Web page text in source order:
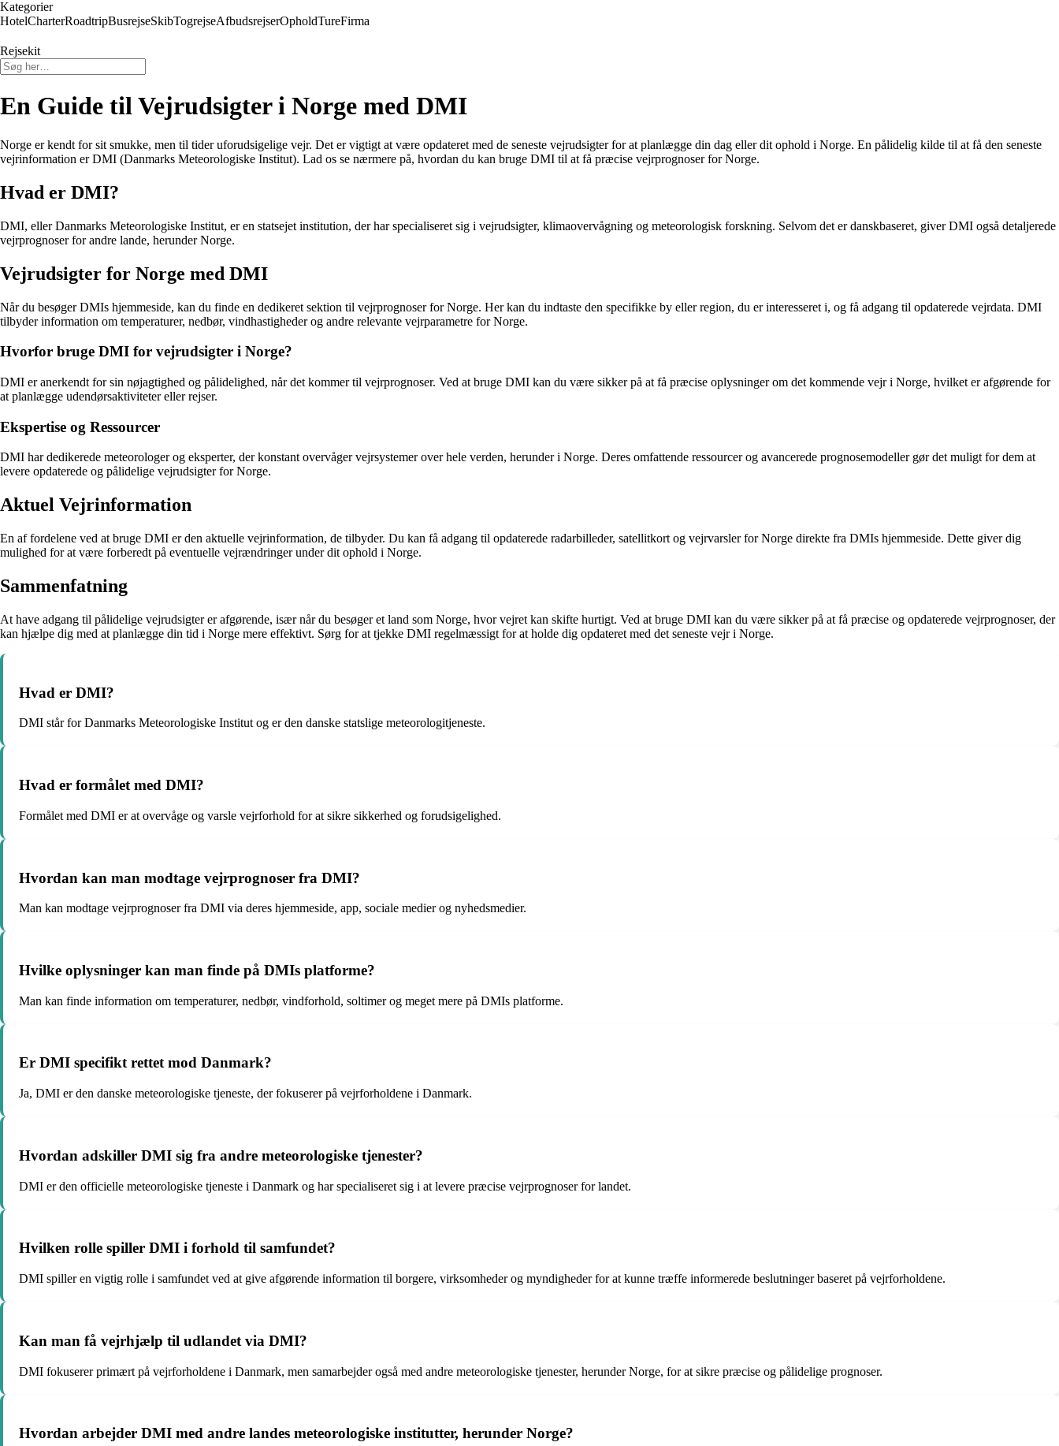
Kategorier
HotelCharterRoadtripBusrejseSkibTogrejseAfbudsrejserOpholdTureFirma
Rejsekit
En Guide til Vejrudsigter i Norge med DMI
Norge er kendt for sit smukke, men til tider uforudsigelige vejr. Det er vigtigt at være opdateret med de seneste vejrudsigter for at planlægge din dag eller dit ophold i Norge. En pålidelig kilde til at få den seneste
vejrinformation er DMI (Danmarks Meteorologiske Institut). Lad os se nærmere på, hvordan du kan bruge DMI til at få præcise vejrprognoser for Norge.
Hvad er DMI?
DMI, eller Danmarks Meteorologiske Institut, er en statsejet institution, der har specialiseret sig i vejrudsigter, klimaovervågning og meteorologisk forskning. Selvom det er danskbaseret, giver DMI også detaljerede
vejrprognoser for andre lande, herunder Norge.
Vejrudsigter for Norge med DMI
Når du besøger DMIs hjemmeside, kan du finde en dedikeret sektion til vejrprognoser for Norge. Her kan du indtaste den specifikke by eller region, du er interesseret i, og få adgang til opdaterede vejrdata. DMI
tilbyder information om temperaturer, nedbør, vindhastigheder og andre relevante vejrparametre for Norge.
Hvorfor bruge DMI for vejrudsigter i Norge?
DMI er anerkendt for sin nøjagtighed og pålidelighed, når det kommer til vejrprognoser. Ved at bruge DMI kan du være sikker på at få præcise oplysninger om det kommende vejr i Norge, hvilket er afgørende for
at planlægge udendørsaktiviteter eller rejser.
Ekspertise og Ressourcer
DMI har dedikerede meteorologer og eksperter, der konstant overvåger vejrsystemer over hele verden, herunder i Norge. Deres omfattende ressourcer og avancerede prognosemodeller gør det muligt for dem at
levere opdaterede og pålidelige vejrudsigter for Norge.
Aktuel Vejrinformation
En af fordelene ved at bruge DMI er den aktuelle vejrinformation, de tilbyder. Du kan få adgang til opdaterede radarbilleder, satellitkort og vejrvarsler for Norge direkte fra DMIs hjemmeside. Dette giver dig
mulighed for at være forberedt på eventuelle vejrændringer under dit ophold i Norge.
Sammenfatning
At have adgang til pålidelige vejrudsigter er afgørende, især når du besøger et land som Norge, hvor vejret kan skifte hurtigt. Ved at bruge DMI kan du være sikker på at få præcise og opdaterede vejrprognoser, der
kan hjælpe dig med at planlægge din tid i Norge mere effektivt. Sørg for at tjekke DMI regelmæssigt for at holde dig opdateret med det seneste vejr i Norge.
Hvad er DMI?
DMI står for Danmarks Meteorologiske Institut og er den danske statslige meteorologitjeneste.
Hvad er formålet med DMI?
Formålet med DMI er at overvåge og varsle vejrforhold for at sikre sikkerhed og forudsigelighed.
Hvordan kan man modtage vejrprognoser fra DMI?
Man kan modtage vejrprognoser fra DMI via deres hjemmeside, app, sociale medier og nyhedsmedier.
Hvilke oplysninger kan man finde på DMIs platforme?
Man kan finde information om temperaturer, nedbør, vindforhold, soltimer og meget mere på DMIs platforme.
Er DMI specifikt rettet mod Danmark?
Ja, DMI er den danske meteorologiske tjeneste, der fokuserer på vejrforholdene i Danmark.
Hvordan adskiller DMI sig fra andre meteorologiske tjenester?
DMI er den officielle meteorologiske tjeneste i Danmark og har specialiseret sig i at levere præcise vejrprognoser for landet.
Hvilken rolle spiller DMI i forhold til samfundet?
DMI spiller en vigtig rolle i samfundet ved at give afgørende information til borgere, virksomheder og myndigheder for at kunne træffe informerede beslutninger baseret på vejrforholdene.
Kan man få vejrhjælp til udlandet via DMI?
DMI fokuserer primært på vejrforholdene i Danmark, men samarbejder også med andre meteorologiske tjenester, herunder Norge, for at sikre præcise og pålidelige prognoser.
Hvordan arbejder DMI med andre landes meteorologiske institutter, herunder Norge?